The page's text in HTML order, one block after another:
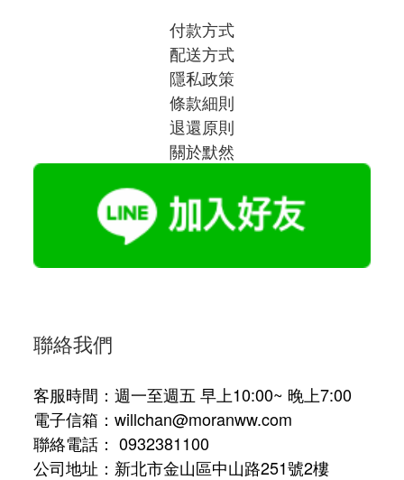
付款方式
配送方式
隱私政策
條款細則
退還原則
關於默然
聯絡我們
客服時間：週一至週五 早上10:00~ 晚上7:00
電子信箱：willchan@moranww.com
聯絡電話： 0932381100
公司地址：新北市金山區中山路251號2樓